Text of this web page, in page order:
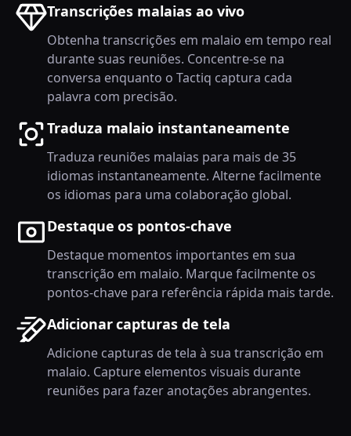
Transcrições malaias ao vivo
Obtenha transcrições em malaio em tempo real
durante suas reuniões. Concentre-se na
conversa enquanto o Tactiq captura cada
palavra com precisão.
Traduza malaio instantaneamente
Traduza reuniões malaias para mais de 35
idiomas instantaneamente. Alterne facilmente
os idiomas para uma colaboração global.
Destaque os pontos-chave
Destaque momentos importantes em sua
transcrição em malaio. Marque facilmente os
pontos-chave para referência rápida mais tarde.
Adicionar capturas de tela
Adicione capturas de tela à sua transcrição em
malaio. Capture elementos visuais durante
reuniões para fazer anotações abrangentes.